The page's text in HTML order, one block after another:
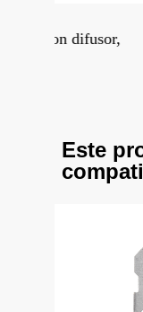
Miro,
Carbono
Este